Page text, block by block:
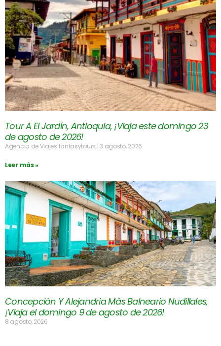
Tour A El Jardín, Antioquia, ¡Viaja este domingo 23
de agosto de 2026!
Agencia de Viajes fantasytours 3 agosto, 2026
Leer más »
Concepción Y Alejandria Más Balneario Nudillales,
¡Viaja el domingo 9 de agosto de 2026!
8 agosto, 2026